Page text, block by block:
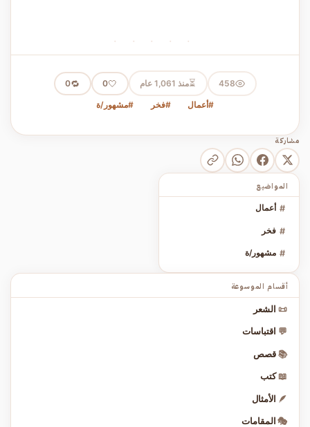
· · · · ·
458
⏳منذ 1,061 عام 🤍
0
🔁
0
#أعمال #فخر #مشهور/ة
مشاركة
المواضيع
# أعمال
# فخر
# مشهور/ة
أقسام الموسوعة
📜 الشعر
💬 اقتباسات
📚 قصص
📖 كتب
🪶 الأمثال
🎭 المقامات